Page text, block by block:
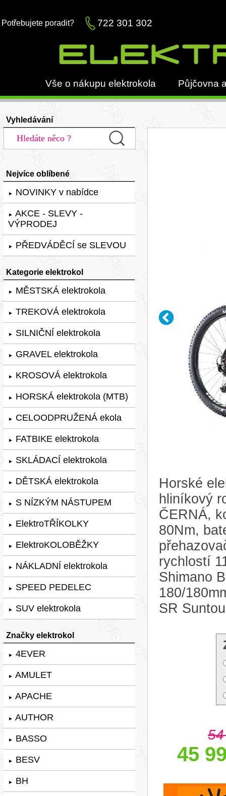
Potřebujete poradit? 722 301 302
Vše o nákupu elektrokola Půjčovna
Vyhledávání
Nejvíce oblíbené
► NOVINKY v nabídce
► AKCE - SLEVY -
VÝPRODEJ
► PŘEDVÁDĚCÍ se SLEVOU
Kategorie elektrokol
► MĚSTSKÁ elektrokola
► TREKOVÁ elektrokola
► SILNIČNÍ elektrokola
► GRAVEL elektrokola
► KROSOVÁ elektrokola
► HORSKÁ elektrokola (MTB)
► CELOODPRUŽENÁ ekola
► FATBIKE elektrokola
► SKLÁDACÍ elektrokola
► DĚTSKÁ elektrokola
► S NÍZKÝM NÁSTUPEM
► ElektroTŘÍKOLKY
► ElektroKOLOBĚŽKY
► NÁKLADNÍ elektrokola
► SPEED PEDELEC
► SUV elektrokola
Značky elektrokol
► 4EVER
► AMULET
► APACHE
► AUTHOR
► BASSO
► BESV
► BH
Horské
hliníkový
ČERNÁ,
80Nm,
rychlostí
Shimano
180/
SR
45